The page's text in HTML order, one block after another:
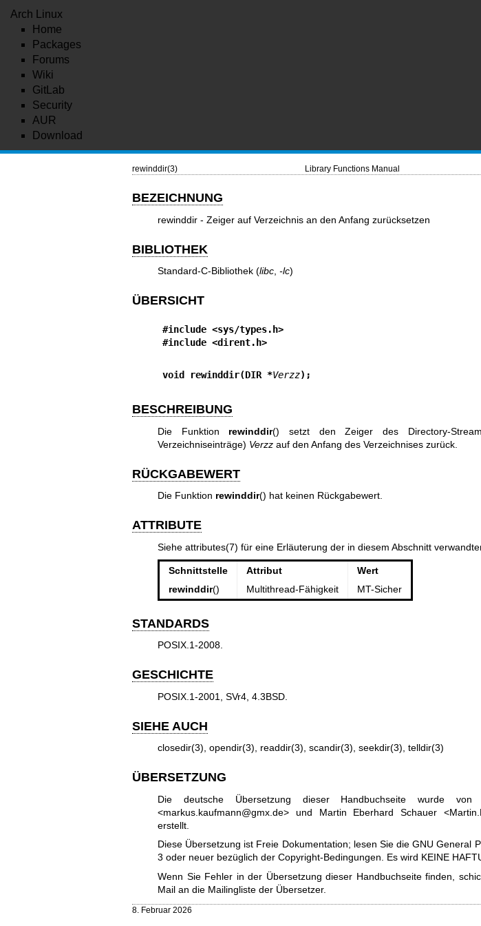
Arch Linux
Home
Packages
Forums
Wiki
GitLab
Security
AUR
Download
rewinddir(3) Library Functions Manual
BEZEICHNUNG
rewinddir - Zeiger auf Verzeichnis an den Anfang zurücksetzen
BIBLIOTHEK
Standard-C-Bibliothek (libc, -lc)
ÜBERSICHT
#include <sys/types.h>
#include <dirent.h>
void rewinddir(DIR *Verzz);
BESCHREIBUNG
Die Funktion rewinddir() setzt den Zeiger des Directory-
Verzeichniseinträge) Verzzauf den Anfang des Verzeichnises zurück.
RÜCKGABEWERT
Die Funktion rewinddir() hat keinen Rückgabewert.
ATTRIBUTE
Siehe attributes(7) für eine Erläuterung der in diesem Abschnitt
Schnittstelle Attribut
Wert
rewinddir() Multithread-Fähigkeit MT-Sicher
STANDARDS
POSIX.1-2008.
GESCHICHTE
POSIX.1-2001, SVr4, 4.3BSD.
SIEHE AUCH
closedir(3), opendir(3), readdir(3), scandir(3), seekdir(3), telldir(3)
ÜBERSETZUNG
Die deutsche Übersetzung dieser Handbuchseite wurde von
<markus.kaufmann@gmx.de> und Martin Eberhard Schauer
erstellt.
Diese Übersetzung ist Freie Dokumentation; lesen Sie dieGNU General
3 oder neuer bezüglich der Copyright-Bedingungen. Es wird KEINE
Wenn Sie Fehler in der Übersetzung dieser Handbuchseite finden,
Mail an die Mailingliste der Übersetzer.
8. Februar 2026